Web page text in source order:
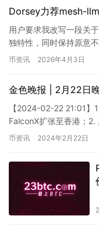
Dorsey力荐mesh-
用户要求我改写一段关
独特性，同时保持原意
到WordPress编辑器。
币资讯 2026年4月3日
金色晚报 | 2月22日
【2024-02-22 21:01】
FalconX扩张至香港；2.
EigenLayer注资…
币资讯 2024年2月22日